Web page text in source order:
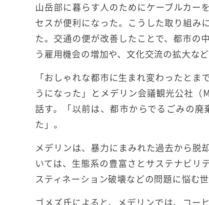
山岳部に暮らす人のためにケーブルカー
セスが便利になった。こうした取り組み
た。交通の便が改善したことで、都市の
う雇用機会の増加や、文化交流の拡大な
「おしゃれな都市に生まれ変わったと
うになった」とメデリン会議観光公社（
話す。「以前は、都市からでるごみの
た」。
メデリンは、暴力にまみれた過去から脱
いては、生態系の豊富さとサステナビリ
スティネーション破壊などの問題に悩む
ゴメズ氏によると、メデリンでは、コー